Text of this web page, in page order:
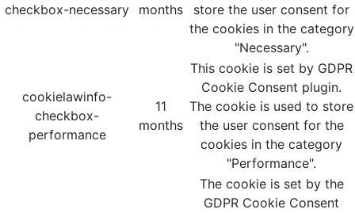
checkbox-necessary
months
store the user consent for
the cookies in the category
"Necessary".
cookielawinfo-
checkbox-
performance
11
months
This cookie is set by GDPR
Cookie Consent plugin.
The cookie is used to store
the user consent for the
cookies in the category
"Performance".
The cookie is set by the
GDPR Cookie Consent